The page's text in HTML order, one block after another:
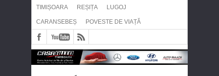
TIMIȘOARA REȘIȚA LUGOJ
CARANSEBEȘ POVESTE DE VIAȚĂ